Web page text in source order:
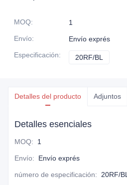
MOQ:
1
Envío:
Envío exprés
Especificación: 20RF/BL
Detalles del producto Adjuntos
Detalles esenciales
MOQ: 1
Envío: Envío exprés
número de especificación: 20RF/BL